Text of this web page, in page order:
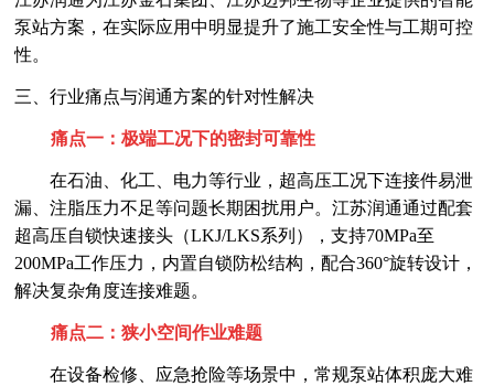
泵站方案，在实际应用中明显提升了施工安全性与工期可控
性。
三、行业痛点与润通方案的针对性解决
痛点一：极端工况下的密封可靠性
在石油、化工、电力等行业，超高压工况下连接件易泄
漏、注脂压力不足等问题长期困扰用户。江苏润通通过配套
超高压自锁快速接头（LKJ/LKS系列），支持70MPa至
200MPa工作压力，内置自锁防松结构，配合360°旋转设计，
解决复杂角度连接难题。
痛点二：狭小空间作业难题
在设备检修、应急抢险等场景中，常规泵站体积庞大难